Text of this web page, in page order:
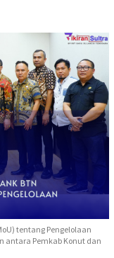
tentang Pengelolaan
antara Pemkab Konut dan